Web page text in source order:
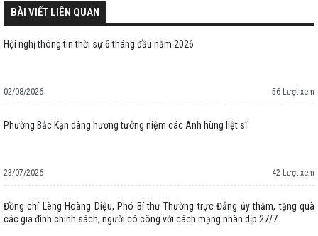
BÀI VIẾT LIÊN QUAN
Hội nghị thông tin thời sự 6 tháng đầu năm 2026
02/08/2026 56 Lượt xem
Phường Bắc Kạn dâng hương tưởng niệm các Anh hùng liệt sĩ
23/07/2026 42 Lượt xem
Đồng chí Lèng Hoàng Diệu, Phó Bí thư Thường trực Đảng ủy thăm, tặng quà
các gia đình chính sách, người có công với cách mạng nhân dịp 27/7